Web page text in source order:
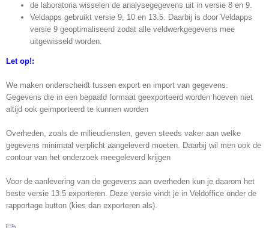
de laboratoria wisselen de analysegegevens uit in versie 8 en 9.
Veldapps gebruikt versie 9, 10 en 13.5. Daarbij is door Veldapps
versie 9 geoptimaliseerd zodat alle veldwerkgegevens mee
uitgewisseld worden.
Let op!:
We maken onderscheidt tussen export en import van gegevens.
Gegevens die in een bepaald formaat geexporteerd worden hoeven niet
altijd ook geimporteerd te kunnen worden
Overheden, zoals de milieudiensten, geven steeds vaker aan welke
gegevens minimaal verplicht aangeleverd moeten. Daarbij wil men ook de
contour van het onderzoek meegeleverd krijgen
Voor de aanlevering van de gegevens aan overheden kun je daarom het
beste versie 13.5 exporteren. Deze versie vindt je in Veldoffice onder de
rapportage button (kies dan exporteren als).